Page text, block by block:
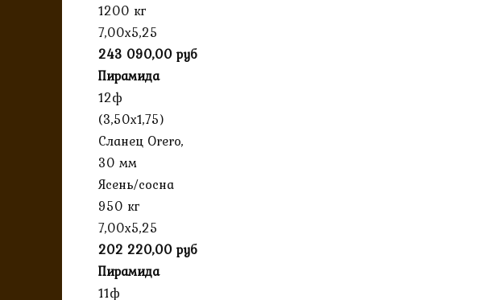
1200 кг
7,00х5,25
243 090,00 руб
Пирамида
12ф
(3,50х1,75)
Сланец Orero,
30 мм
Ясень/сосна
950 кг
7,00х5,25
202 220,00 руб
Пирамида
11ф